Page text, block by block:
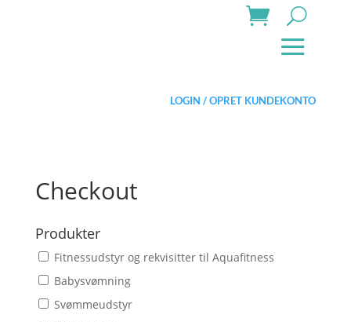
LOGIN / OPRET KUNDEKONTO
Checkout
Produkter
Fitnessudstyr og rekvisitter til Aquafitness
Babysvømning
Svømmeudstyr